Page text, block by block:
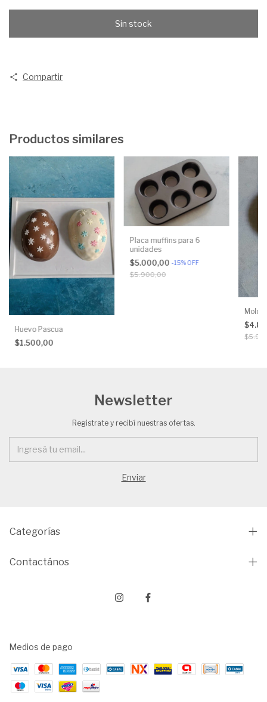
Compartir
Productos similares
Huevo Pascua
$1.500,00
Placa muffins para 6
unidades
$5.000,00 -15%OFF
$5.900,00
Newsletter
Registrate y recibí nuestras ofertas.
Categorías
Contactános
Medios de pago